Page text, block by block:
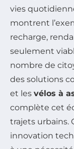
vies
montrent
recharge,
seulement
nombre de
des solutions
et les vélos à
complète cet
trajets urbains.
innovation